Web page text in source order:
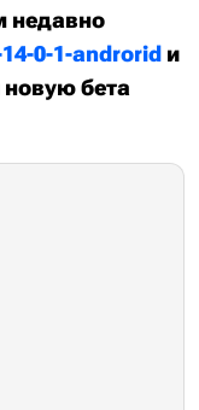
недавно
0-1-androrid и
бета